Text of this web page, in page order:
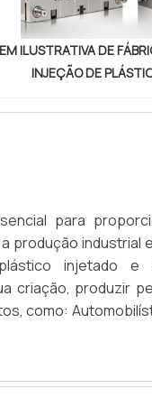
ILUSTRATIVA DE
INJEÇÃO DE
para
produção industrial
injetado
criação, produzir
como:
confeccionados em
para injeção tem